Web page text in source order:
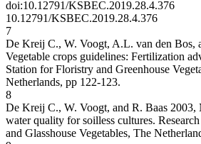
doi:10.12791/KSBEC.2019.28.4.376
10.12791/KSBEC.2019.28.4.376
7
De Kreij C., W. Voogt, A.L. van den Bos,
Vegetable crops guidelines: Fertilization
Station for Floristry and Greenhouse
Netherlands, pp 122-123.
8
De Kreij C., W. Voogt, and R. Baas 2003,
water quality for soilless cultures.
and Glasshouse Vegetables, The